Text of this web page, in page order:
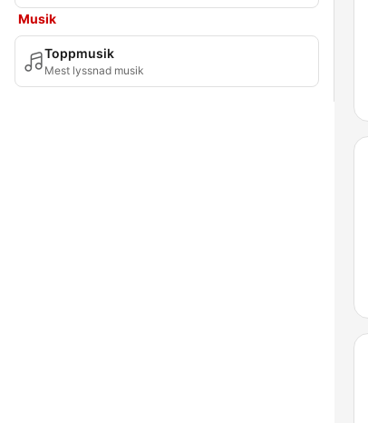
Musik
Toppmusik
Mest lyssnad musik